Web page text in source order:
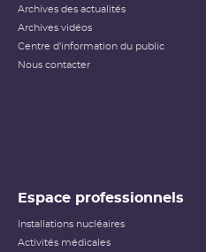
Archives des actualités
Archives vidéos
Centre d'information du public
Nous contacter
Espace professionnels
Installations nucléaires
Activités médicales